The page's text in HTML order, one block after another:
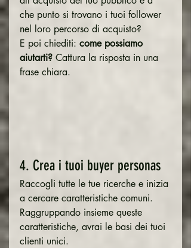
che punto si trovano i tuoi follower
nel loro percorso di acquisto?
E poi chiediti: come possiamo
aiutarti? Cattura la risposta in una
frase chiara.
4. Crea i tuoi buyer personas
Raccogli tutte le tue ricerche e inizia
a cercare caratteristiche comuni.
Raggruppando insieme queste
caratteristiche, avrai le basi dei tuoi
clienti unici.